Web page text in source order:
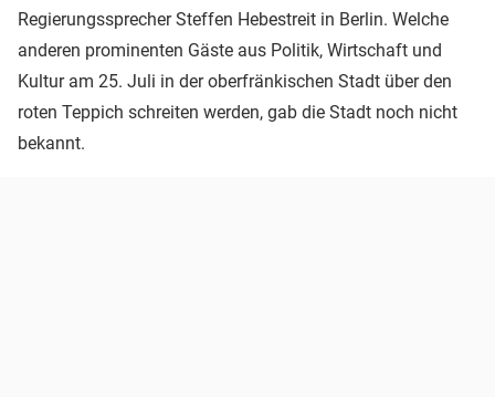
Regierungssprecher Steffen Hebestreit in Berlin. Welche
anderen prominenten Gäste aus Politik, Wirtschaft und
Kultur am 25. Juli in der oberfränkischen Stadt über den
roten Teppich schreiten werden, gab die Stadt noch nicht
bekannt.